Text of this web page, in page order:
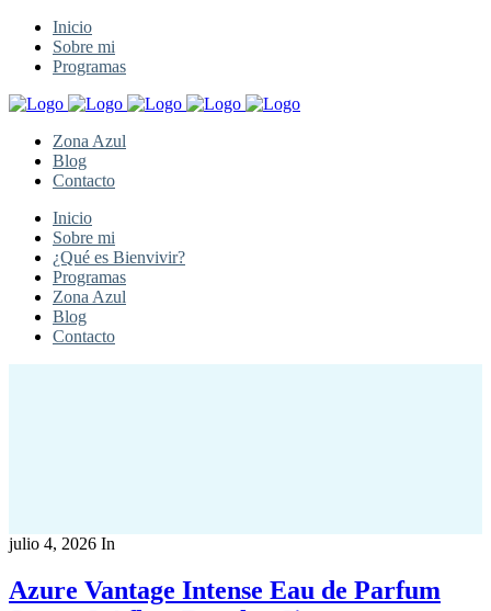
Inicio
Sobre mi
Programas
Zona Azul
Blog
Contacto
Inicio
Sobre mi
¿Qué es Bienvivir?
Programas
Zona Azul
Blog
Contacto
julio 4, 2026 In
Azure Vantage Intense Eau de Parfum